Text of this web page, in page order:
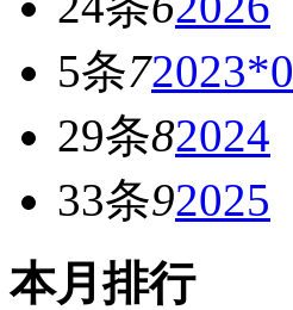
5条72023*0
29条82024
33条92025
本月排行